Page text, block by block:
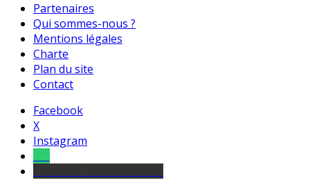
Partenaires
Qui sommes-nous ?
Mentions légales
Charte
Plan du site
Contact
Facebook
X
Instagram